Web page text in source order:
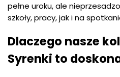
pełne uroku, ale
szkoły, pracy, jak i na
Dlaczego nasze
Syrenki to